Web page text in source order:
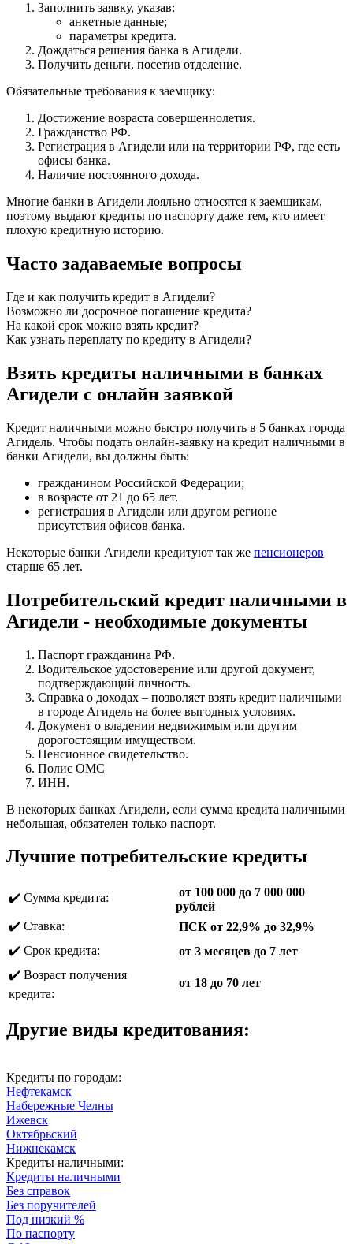
Заполнить заявку, указав:
анкетные данные;
параметры кредита.
Дождаться решения банка в Агидели.
Получить деньги, посетив отделение.
Обязательные требования к заемщику:
Достижение возраста совершеннолетия.
Гражданство РФ.
Регистрация в Агидели или на территории РФ, где есть
офисы банка.
Наличие постоянного дохода.
Многие банки в Агидели лояльно относятся к заемщикам,
поэтому выдают кредиты по паспорту даже тем, кто имеет
плохую кредитную историю.
Часто задаваемые вопросы
Где и как получить кредит в Агидели?
Возможно ли досрочное погашение кредита?
На какой срок можно взять кредит?
Как узнать переплату по кредиту в Агидели?
Взять кредиты наличными в банках
Агидели с онлайн заявкой
Кредит наличными можно быстро получить в 5 банках города
Агидель. Чтобы подать онлайн-заявку на кредит наличными в
банки Агидели, вы должны быть:
гражданином Российской Федерации;
в возрасте от 21 до 65 лет.
регистрация в Агидели или другом регионе
присутствия офисов банка.
Некоторые банки Агидели кредитуют так же пенсионеров
старше 65 лет.
Потребительский кредит наличными в
Агидели - необходимые документы
Паспорт гражданина РФ.
Водительское удостоверение или другой документ,
подтверждающий личность.
Справка о доходах – позволяет взять кредит наличными
в городе Агидель на более выгодных условиях.
Документ о владении недвижимым или другим
дорогостоящим имуществом.
Пенсионное свидетельство.
Полис ОМС
ИНН.
В некоторых банках Агидели, если сумма кредита наличными
небольшая, обязателен только паспорт.
Лучшие потребительские кредиты
✔️ Сумма кредита:
от 100 000 до 7 000 000
рублей
✔️ Ставка:
ПСК от 22,9% до 32,9%
✔️ Срок кредита:
от 3 месяцев до 7 лет
✔️ Возраст получения
кредита:
от 18 до 70 лет
Другие виды кредитования:
Кредиты по городам:
Нефтекамск
Набережные Челны
Ижевск
Октябрьский
Нижнекамск
Кредиты наличными:
Кредиты наличными
Без справок
Без поручителей
Под низкий %
По паспорту